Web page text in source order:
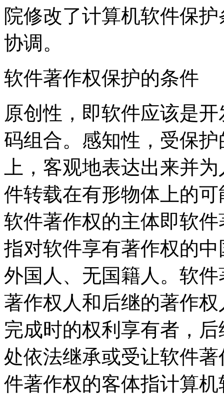
院修改了计算机软件保
协调。
软件著作权保护的条件
原创性，即软件应该是
码组合。感知性，受保
上，客观地表达出来并
件转载在有形物体上的
软件著作权的主体即软
指对软件享有著作权的
外国人、无国籍人。软
著作权人和后继的著作
完成时的权利享有者，
处依法继承或受让软件
件著作权的客体指计算